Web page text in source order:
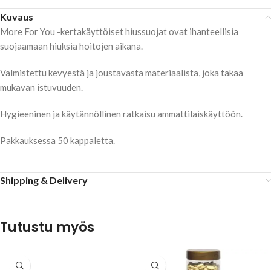
Kuvaus
More For You -kertakäyttöiset hiussuojat ovat ihanteellisia
suojaamaan hiuksia hoitojen aikana.
Valmistettu kevyestä ja joustavasta materiaalista, joka takaa
mukavan istuvuuden.
Hygieeninen ja käytännöllinen ratkaisu ammattilaiskäyttöön.
Pakkauksessa 50 kappaletta.
Shipping & Delivery
Tutustu myös